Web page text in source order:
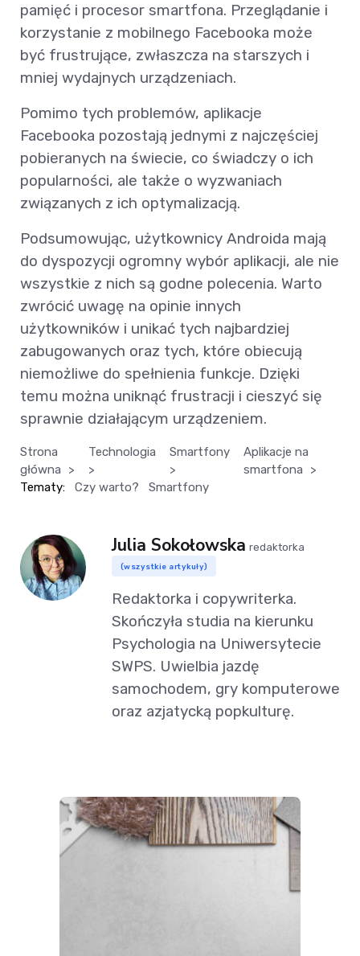
pamięć i procesor smartfona. Przeglądanie i
korzystanie z mobilnego Facebooka może
być frustrujące, zwłaszcza na starszych i
mniej wydajnych urządzeniach.
Pomimo tych problemów, aplikacje
Facebooka pozostają jednymi z najczęściej
pobieranych na świecie, co świadczy o ich
popularności, ale także o wyzwaniach
związanych z ich optymalizacją.
Podsumowując, użytkownicy Androida mają
do dyspozycji ogromny wybór aplikacji, ale nie
wszystkie z nich są godne polecenia. Warto
zwrócić uwagę na opinie innych
użytkowników i unikać tych najbardziej
zabugowanych oraz tych, które obiecują
niemożliwe do spełnienia funkcje. Dzięki
temu można uniknąć frustracji i cieszyć się
sprawnie działającym urządzeniem.
Strona
główna
>
Technologia
>
Smartfony
>
Aplikacje na
smartfona
>
Tematy:
Czy warto? Smartfony
Julia Sokołowska redaktorka
(wszystkie artykuły)
Redaktorka i copywriterka.
Skończyła studia na kierunku
Psychologia na Uniwersytecie
SWPS. Uwielbia jazdę
samochodem, gry komputerowe
oraz azjatycką popkulturę.